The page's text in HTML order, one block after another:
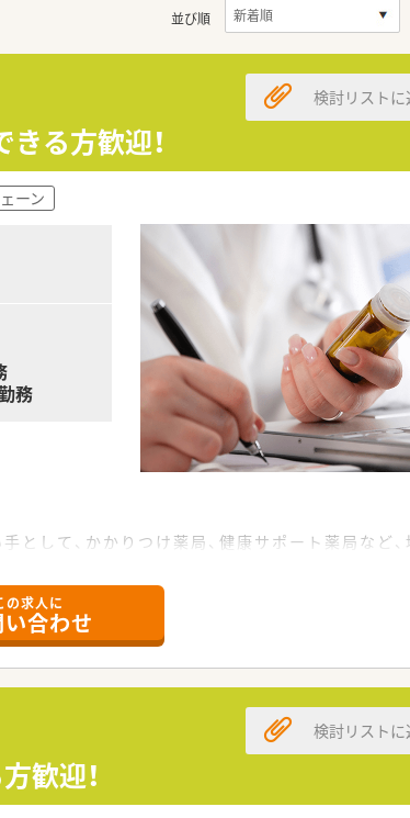
並び順
る方歓迎！
検討リストに
ーン
務
して、かかりつけ薬局、健康サポート薬局など、
いきます。
。
の求人に
合わせ
歓迎！
検討リストに